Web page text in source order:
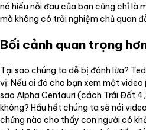
nó hiểu nỗi đau của bạn cũng chỉ là
mà không có trải nghiệm chủ quan
Bối cảnh quan trọng
Tại sao chúng ta dễ bị đánh lừa?
vị: Nếu ai đó cho bạn xem một
sao Alpha Centauri (cách Trái Đất
không? Hầu hết chúng ta sẽ nói
chứng nào cho thấy con người có